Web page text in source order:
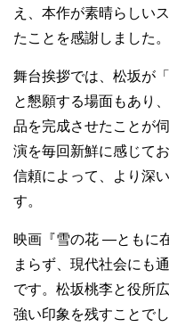
え、本作が素晴らしい
たことを感謝しました。
舞台挨拶では、松坂が
と懇願する場面もあり
品を完成させたことが
演を毎回新鮮に感じて
信頼によって、より深
す。
映画『雪の花 ―ともに
まらず、現代社会にも
です。松坂桃李と役所
強い印象を残すことで